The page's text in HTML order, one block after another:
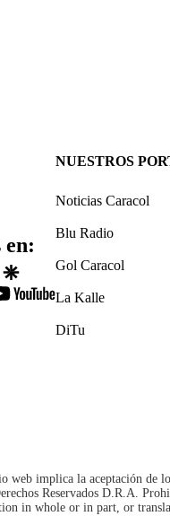
youtube-
en:
twittergoogle
NUESTROS
Noticias Caracol
Blu Radio
Gol Caracol
La Kalle
DiTu
web implica la aceptación de
Reservados D.R.A.
in whole or in part, or